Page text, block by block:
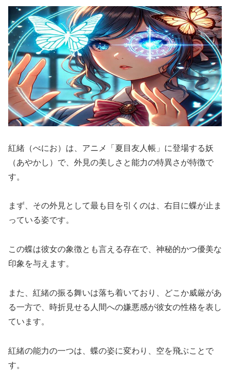
紅緒（べにお）は、アニメ「夏目友人帳」に登場する妖
（あやかし）で、外見の美しさと能力の特異さが特徴で
す。
まず、その外見として最も目を引くのは、右目に蝶が止ま
っている姿です。
この蝶は彼女の象徴とも言える存在で、神秘的かつ優美な
印象を与えます。
また、紅緒の振る舞いは落ち着いており、どこか威厳があ
る一方で、時折見せる人間への嫌悪感が彼女の性格を表し
ています。
紅緒の能力の一つは、蝶の姿に変わり、空を飛ぶことで
す。